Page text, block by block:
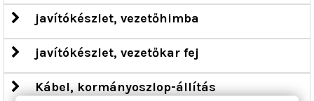
javítókészlet, vezetőhimba
javítókészlet, vezetőkar fej
Kábel, kormányoszlop-állítás